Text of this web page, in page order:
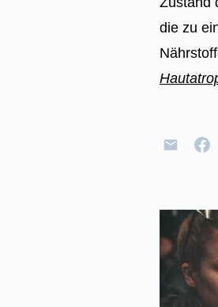
die zu